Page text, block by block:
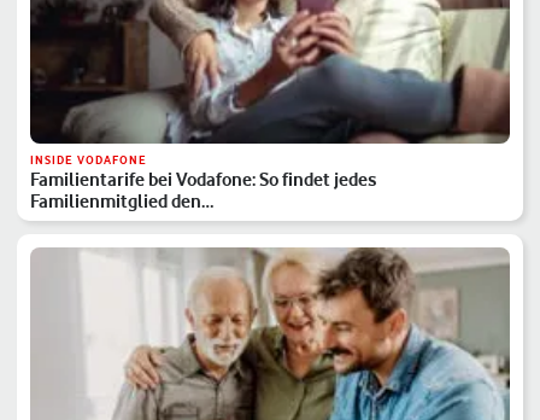
INSIDE VODAFONE
Familientarife bei Vodafone: So findet jedes
Familienmitglied den…